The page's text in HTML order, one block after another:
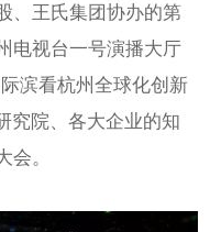
、王氏集团协办的第
电视台一号演播大厅
滨看杭州全球化创新
究院、各大企业的知
会。